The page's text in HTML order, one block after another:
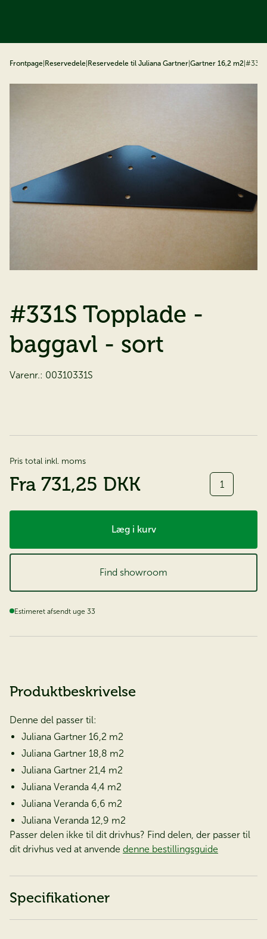
Frontpage Reservedele Reservedele til Juliana Gartner Gartner 16,2 m2
#331S Topplade -
baggavl - sort
Varenr.: 00310331S
Pris total inkl. moms
Fra 731,25 DKK Antal
Læg i kurv
Find showroom
Estimeret afsendt uge 33
Produktbeskrivelse
Denne del passer til:
Juliana Gartner 16,2 m2
Juliana Gartner 18,8 m2
Juliana Gartner 21,4 m2
Juliana Veranda 4,4 m2
Juliana Veranda 6,6 m2
Juliana Veranda 12,9 m2
Passer delen ikke til dit drivhus? Find delen, der passer til
dit drivhus ved at anvende denne bestillingsguide
Specifikationer